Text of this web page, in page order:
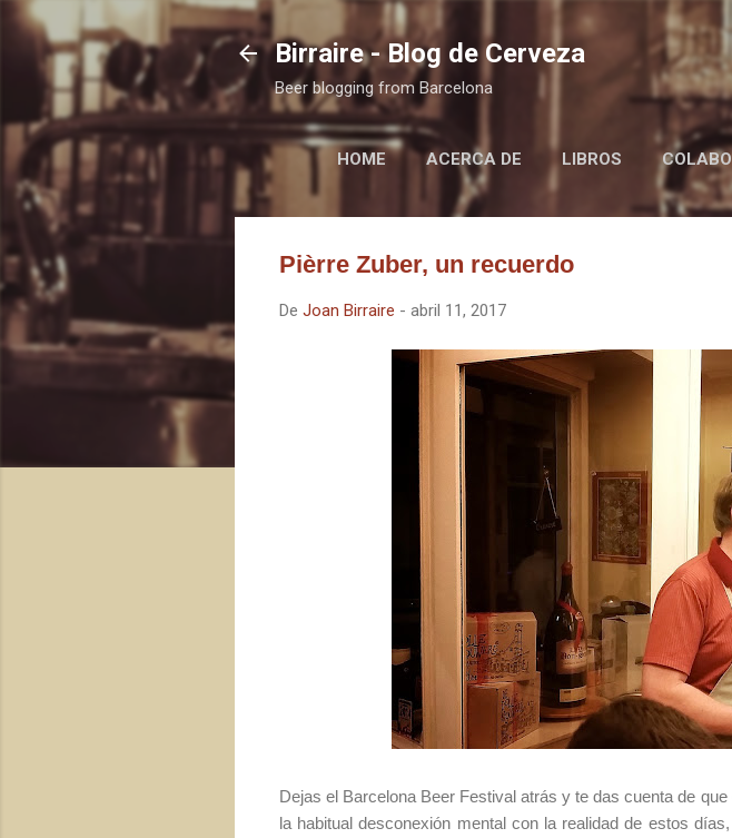
Ir al
Birraire - Blog de Cerveza
Beer blogging from Barcelona
HOME ACERCA DE LIBROS
Pièrre Zuber, un recuerdo
De Joan Birraire - abril 11, 2017
Dejas el Barcelona Beer Festival atrás y te das cuenta de
la habitual desconexión mental con la realidad de estos